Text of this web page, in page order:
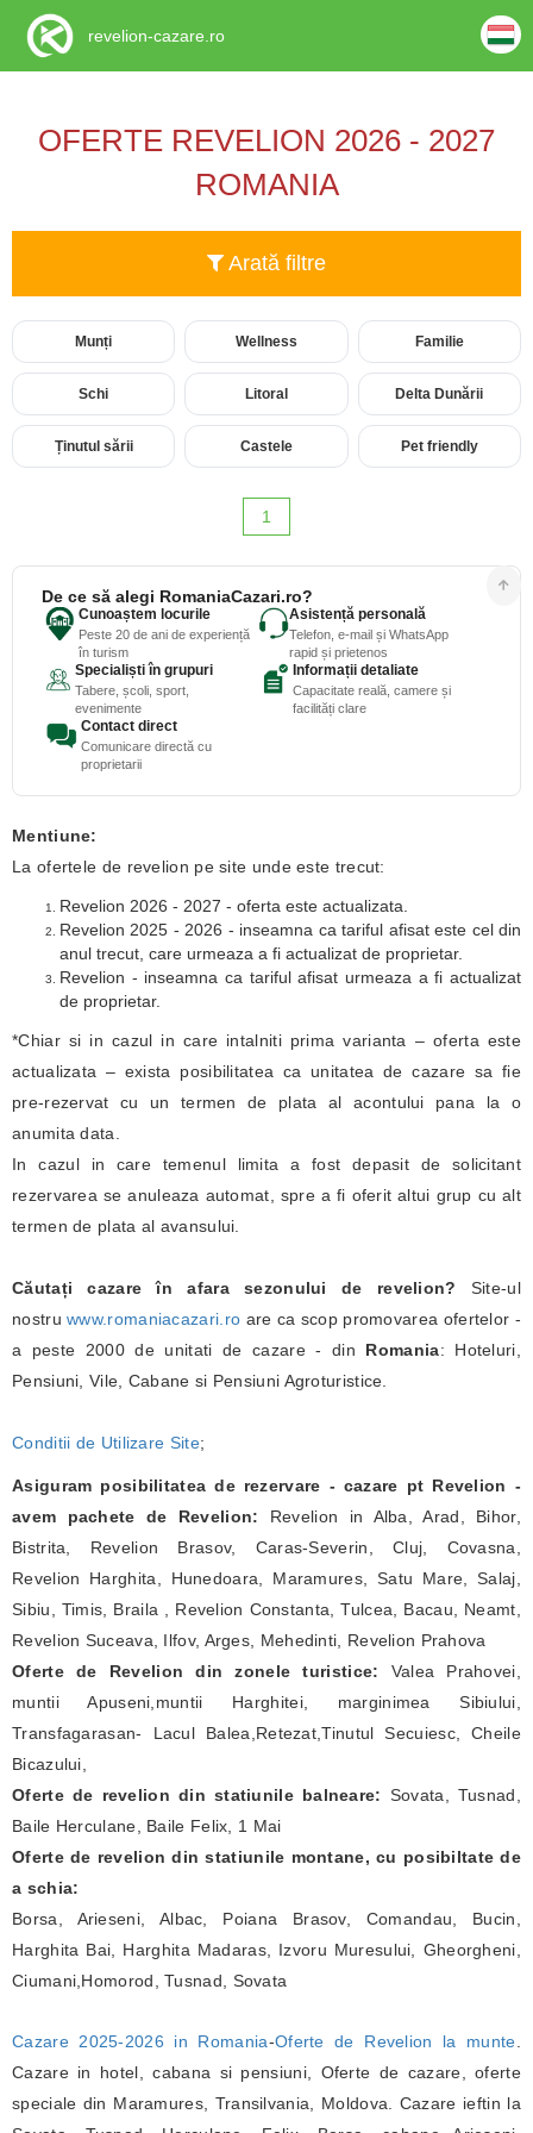
OFERTE REVELION 2026 - 2027
ROMANIA
Arată filtre
Munți Wellness Familie
Schi Litoral Delta Dunării
Ținutul sării Castele Pet friendly
1
De ce să alegi RomaniaCazari.ro?
Cunoaștem locurile
Peste 20 de ani de experiență
în turism
Asistență personală
Telefon, e-mail și WhatsApp
rapid și prietenos
Specialiști în grupuri
Tabere, școli, sport,
evenimente
Informații detaliate
Capacitate reală, camere și
facilități clare
Contact direct
Comunicare directă cu
proprietarii
Mentiune:
La ofertele de revelion pe site unde este trecut:
Revelion 2026 - 2027 - oferta este actualizata.
Revelion 2025 - 2026 - inseamna ca tariful afisat este cel din
anul trecut, care urmeaza a fi actualizat de proprietar.
Revelion - inseamna ca tariful afisat urmeaza a fi actualizat
de proprietar.
*Chiar si in cazul in care intalniti prima varianta – oferta este
actualizata – exista posibilitatea ca unitatea de cazare sa fie
pre-rezervat cu un termen de plata al acontului pana la o
anumita data.
In cazul in care temenul limita a fost depasit de solicitant
rezervarea se anuleaza automat, spre a fi oferit altui grup cu alt
termen de plata al avansului.
Căutați cazare în afara sezonului de revelion? Site-ul
nostruwww.romaniacazari.ro are ca scop promovarea ofertelor -
a peste 2000 de unitati de cazare - din Romania: Hoteluri,
Pensiuni, Vile, Cabane si Pensiuni Agroturistice.
Conditii de Utilizare Site;
Asiguram posibilitatea de rezervare - cazare pt Revelion -
avem pachete de Revelion: Revelion in Alba, Arad, Bihor,
Bistrita, Revelion Brasov, Caras-Severin, Cluj, Covasna,
Revelion Harghita, Hunedoara, Maramures, Satu Mare, Salaj,
Sibiu, Timis, Braila , Revelion Constanta, Tulcea, Bacau, Neamt,
Revelion Suceava, Ilfov, Arges, Mehedinti, Revelion Prahova
Oferte de Revelion din zonele turistice: Valea Prahovei,
muntii Apuseni,muntii Harghitei, marginimea Sibiului,
Transfagarasan- Lacul Balea,Retezat,Tinutul Secuiesc, Cheile
Bicazului,
Oferte de revelion din statiunile balneare: Sovata, Tusnad,
Baile Herculane, Baile Felix, 1 Mai
Oferte de revelion din statiunile montane, cu posibiltate de
a schia:
Borsa, Arieseni, Albac, Poiana Brasov, Comandau, Bucin,
Harghita Bai, Harghita Madaras, Izvoru Muresului, Gheorgheni,
Ciumani,Homorod, Tusnad, Sovata
Cazare 2025-2026 in Romania-Oferte de Revelion la munte
Cazare in hotel, cabana si pensiuni, Oferte de cazare, oferte
speciale din Maramures, Transilvania, Moldova. Cazare ieftin la
revelion-cazare.ro